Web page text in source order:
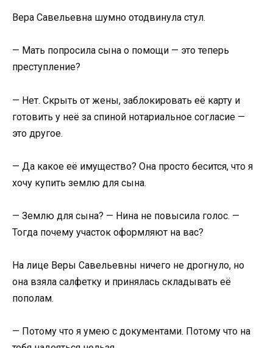
Вера Савельевна шумно отодвинула стул.
— Мать попросила сына о помощи — это теперь
преступление?
— Нет. Скрыть от жены, заблокировать её карту и
готовить у неё за спиной нотариальное согласие —
это другое.
— Да какое её имущество? Она просто бесится, что я
хочу купить землю для сына.
— Землю для сына? — Нина не повысила голос. —
Тогда почему участок оформляют на вас?
На лице Веры Савельевны ничего не дрогнуло, но
она взяла салфетку и принялась складывать её
пополам.
— Потому что я умею с документами. Потому что на